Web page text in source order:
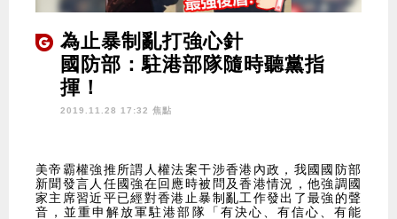
為止暴制亂打強心針
國防部：駐港部隊隨時聽黨指
揮！
2019.11.28 17:32 焦點
美帝霸權強推所謂人權法案干涉香港內政，我國國防部
新聞發言人任國強在回應時被問及香港情況，他強調國
家主席習近平已經對香港止暴制亂工作發出了最強的聲
音，並重申解放軍駐港部隊「有決心、有信心、有能